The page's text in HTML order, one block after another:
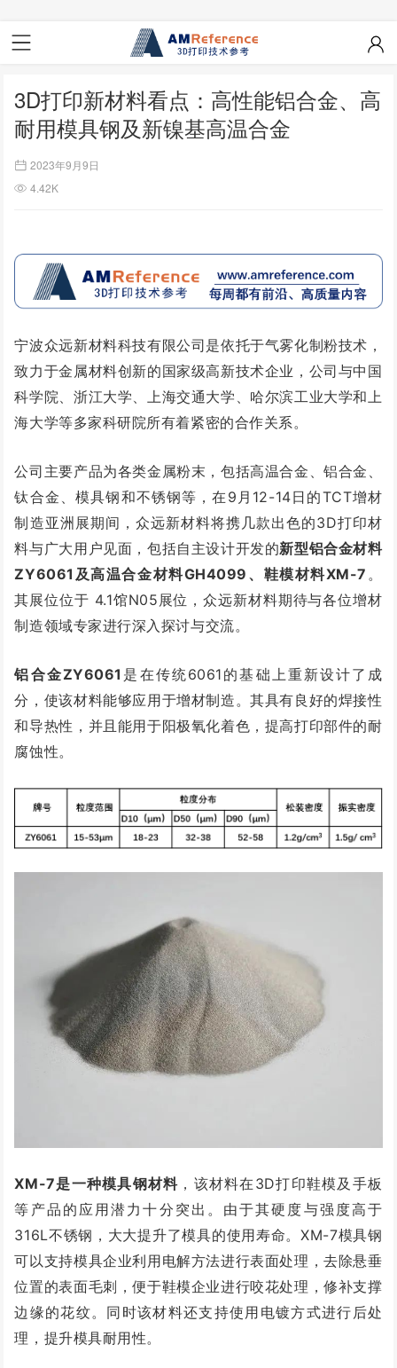
3D打印新材料看点：高性能铝合金、高
耐用模具钢及新镍基高温合金
2023年9月9日
4.42K
宁波众远新材料科技有限公司是依托于气雾化制粉技术，
致力于金属材料创新的国家级高新技术企业，公司与中国
科学院、浙江大学、上海交通大学、哈尔滨工业大学和上
海大学等多家科研院所有着紧密的合作关系。
公司主要产品为各类金属粉末，包括高温合金、铝合金、
钛合金、模具钢和不锈钢等，在9月12-14日的TCT增材
制造亚洲展期间，众远新材料将携几款出色的3D打印材
料与广大用户见面，包括自主设计开发的新型铝合金材料
ZY6061及高温合金材料GH4099、鞋模材料XM-7 。
其展位位于 4.1馆N05展位，众远新材料期待与各位增材
制造领域专家进行深入探讨与交流。
铝合金ZY6061 是在传统6061的基础上重新设计了成
分，使该材料能够应用于增材制造。其具有良好的焊接性
和导热性，并且能用于阳极氧化着色，提高打印部件的耐
腐蚀性。
XM-7是一种模具钢材料 ，该材料在3D打印鞋模及手板
等产品的应用潜力十分突出。由于其硬度与强度高于
316L不锈钢，大大提升了模具的使用寿命。XM-7模具钢
可以支持模具企业利用电解方法进行表面处理，去除悬垂
位置的表面毛刺，便于鞋模企业进行咬花处理，修补支撑
边缘的花纹。同时该材料还支持使用电镀方式进行后处
理，提升模具耐用性。